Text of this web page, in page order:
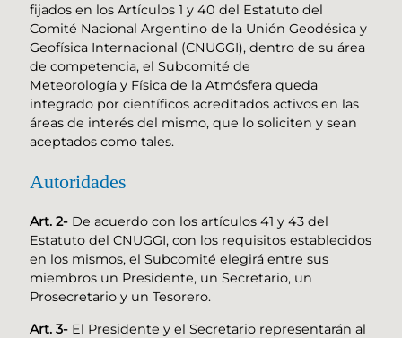
fijados en los Artículos 1 y 40 del Estatuto del
Comité Nacional Argentino de la Unión Geodésica y
Geofísica Internacional (CNUGGI), dentro de su área
de competencia, el Subcomité de
Meteorología y Física de la Atmósfera queda
integrado por científicos acreditados activos en las
áreas de interés del mismo, que lo soliciten y sean
aceptados como tales.
Autoridades
Art. 2- De acuerdo con los artículos 41 y 43 del
Estatuto del CNUGGI, con los requisitos establecidos
en los mismos, el Subcomité elegirá entre sus
miembros un Presidente, un Secretario, un
Prosecretario y un Tesorero.
Art. 3- El Presidente y el Secretario representarán al